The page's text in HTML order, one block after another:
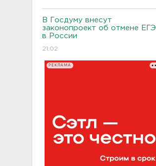
В Госдуму внесут
законопроект об отмене ЕГЭ
в России
21:02
РЕКЛАМА